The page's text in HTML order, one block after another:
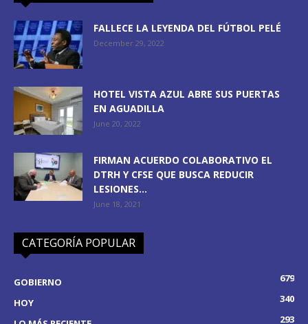
FALLECE LA LEYENDA DEL FÚTBOL PELÉ
December 29, 2022
HOTEL VISTA AZUL ABRE SUS PUERTAS
EN AGUADILLA
June 20, 2022
FIRMAN ACUERDO COLABORATIVO EL
DTRH Y CFSE QUE BUSCA REDUCIR
LESIONES...
June 18, 2021
CATEGORÍA POPULAR
GOBIERNO
679
HOY
340
293